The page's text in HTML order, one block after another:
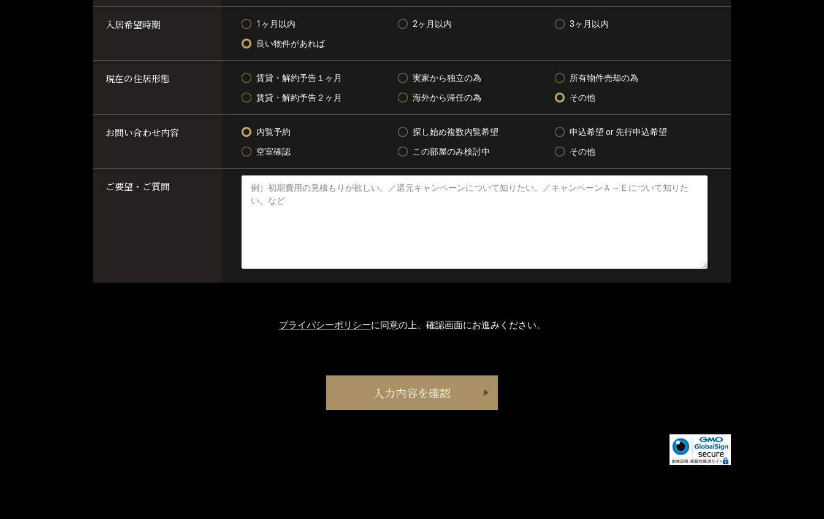
入居希望時期 1ヶ月以内 2ヶ月以内
3ヶ月以内
良い物件があれば
現在の住居形態 賃貸・解約予告１ヶ月 実家から独立の為
所有物件売却の為
賃貸・解約予告２ヶ月
海外から帰任の為 その他
お問い合わせ内容 内覧予約 探し始め複数内覧希望
申込希望 or 先行申込希望
空室確認
この部屋のみ検討中 その他
ご要望・ご質問
プライバシーポリシーに同意の上、確認画面にお進みください。